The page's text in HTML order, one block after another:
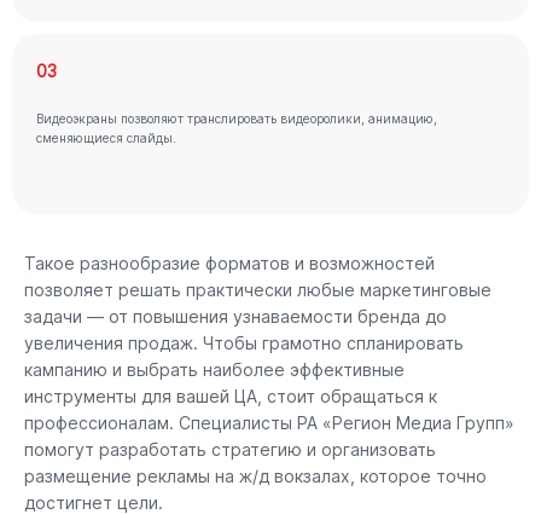
03
Видеоэкраны позволяют транслировать видеоролики, анимацию,
сменяющиеся слайды.
Такое разнообразие форматов и возможностей
позволяет решать практически любые маркетинговые
задачи — от повышения узнаваемости бренда до
увеличения продаж. Чтобы грамотно спланировать
кампанию и выбрать наиболее эффективные
инструменты для вашей ЦА, стоит обращаться к
профессионалам. Специалисты РА «Регион Медиа Групп»
помогут разработать стратегию и организовать
размещение рекламы на ж/д вокзалах, которое точно
достигнет цели.